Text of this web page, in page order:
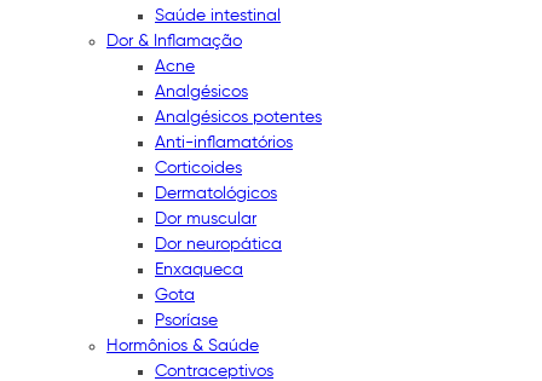
Saúde intestinal
Dor & Inflamação
Acne
Analgésicos
Analgésicos potentes
Anti-inflamatórios
Corticoides
Dermatológicos
Dor muscular
Dor neuropática
Enxaqueca
Gota
Psoríase
Hormônios & Saúde
Contraceptivos